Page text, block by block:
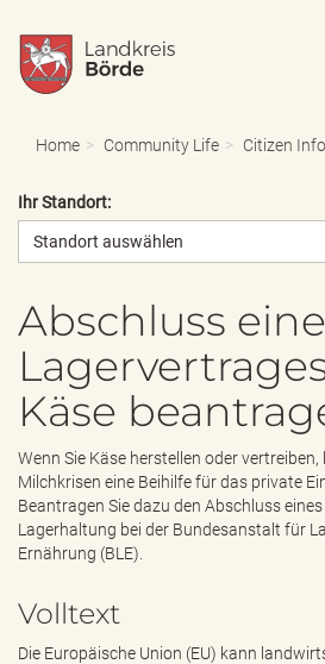
Home Community Life Citizen
Ihr Standort:
Standort auswählen
Abschluss
Käse
Wenn Sie Käse herstellen oder
Milchkrisen eine Beihilfe für das private
Beantragen Sie dazu den Abschluss
Lagerhaltung bei der Bundesanstalt für
Ernährung (BLE).
Volltext
Die Europäische Union (EU) kann